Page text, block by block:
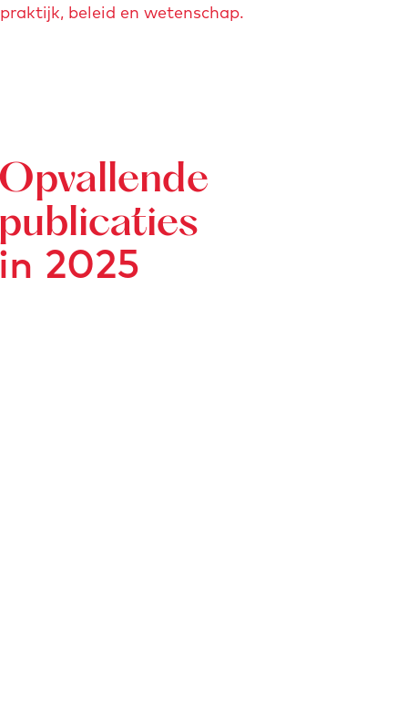
praktijk, beleid en wetenschap.
2025